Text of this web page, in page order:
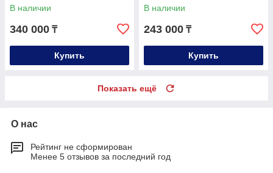
В наличии
340 000 ₸
Купить
В наличии
243 000 ₸
Купить
Показать ещё
О нас
Рейтинг не сформирован
Менее 5 отзывов за последний год